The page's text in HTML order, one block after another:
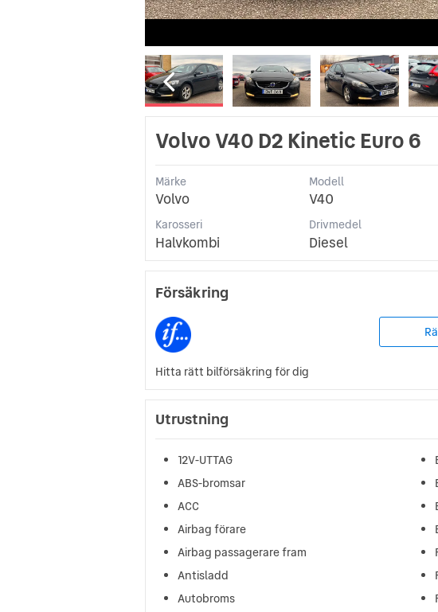
Volvo V40 D2 Kinetic Euro 6
Märke
Volvo
Modell
V40
Karosseri
Halvkombi
Drivmedel
Diesel
Försäkring
Hitta rätt bilförsäkring för dig
Utrustning
12V-UTTAG
ABS-bromsar
ACC
Airbag förare
Airbag passagerare fram
Antisladd
Autobroms